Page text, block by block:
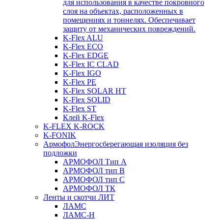
для использования в качестве покровного
слоя на объектах, расположенных в
помещениях и тоннелях. Обеспечивает
защиту от механических повреждений.
K-Flex ALU
K-Flex ECO
K-Flex EDGE
K-Flex IC CLAD
K-Flex IGO
K-Flex PE
K-Flex SOLAR HT
K-Flex SOLID
K-Flex ST
Клей K-Flex
K-FLEX K-ROCK
K-FONIK
АрмофолЭнергосберегающая изоляция без
подложки
АРМОФОЛ Тип А
АРМОФОЛ тип В
АРМОФОЛ тип C
АРМОФОЛ ТК
Ленты и скотчи ЛИТ
ЛАМС
ЛАМС-Н